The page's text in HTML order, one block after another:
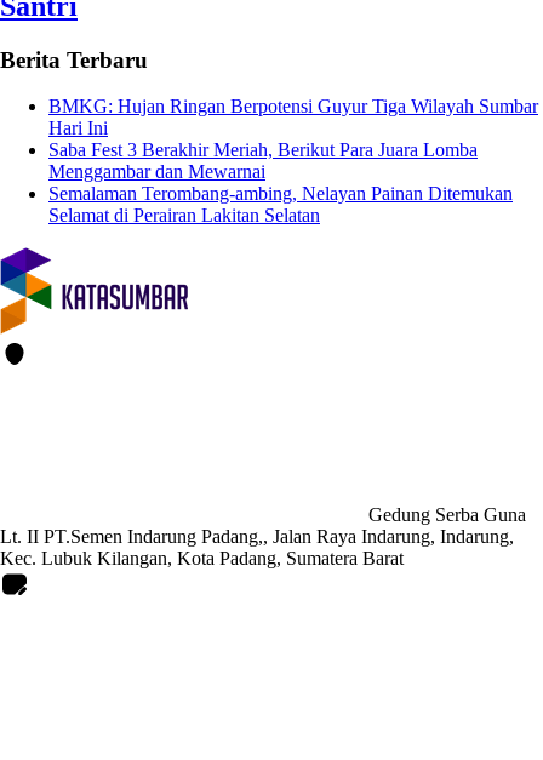
Berita Terbaru
BMKG: Hujan Ringan Berpotensi Guyur Tiga Wilayah Sumbar
Hari Ini
Saba Fest 3 Berakhir Meriah, Berikut Para Juara Lomba
Menggambar dan Mewarnai
Semalaman Terombang-ambing, Nelayan Painan Ditemukan
Selamat di Perairan Lakitan Selatan
Gedung Serba Guna
Lt. II PT.Semen Indarung Padang,, Jalan Raya Indarung, Indarung,
Kec. Lubuk Kilangan, Kota Padang, Sumatera Barat